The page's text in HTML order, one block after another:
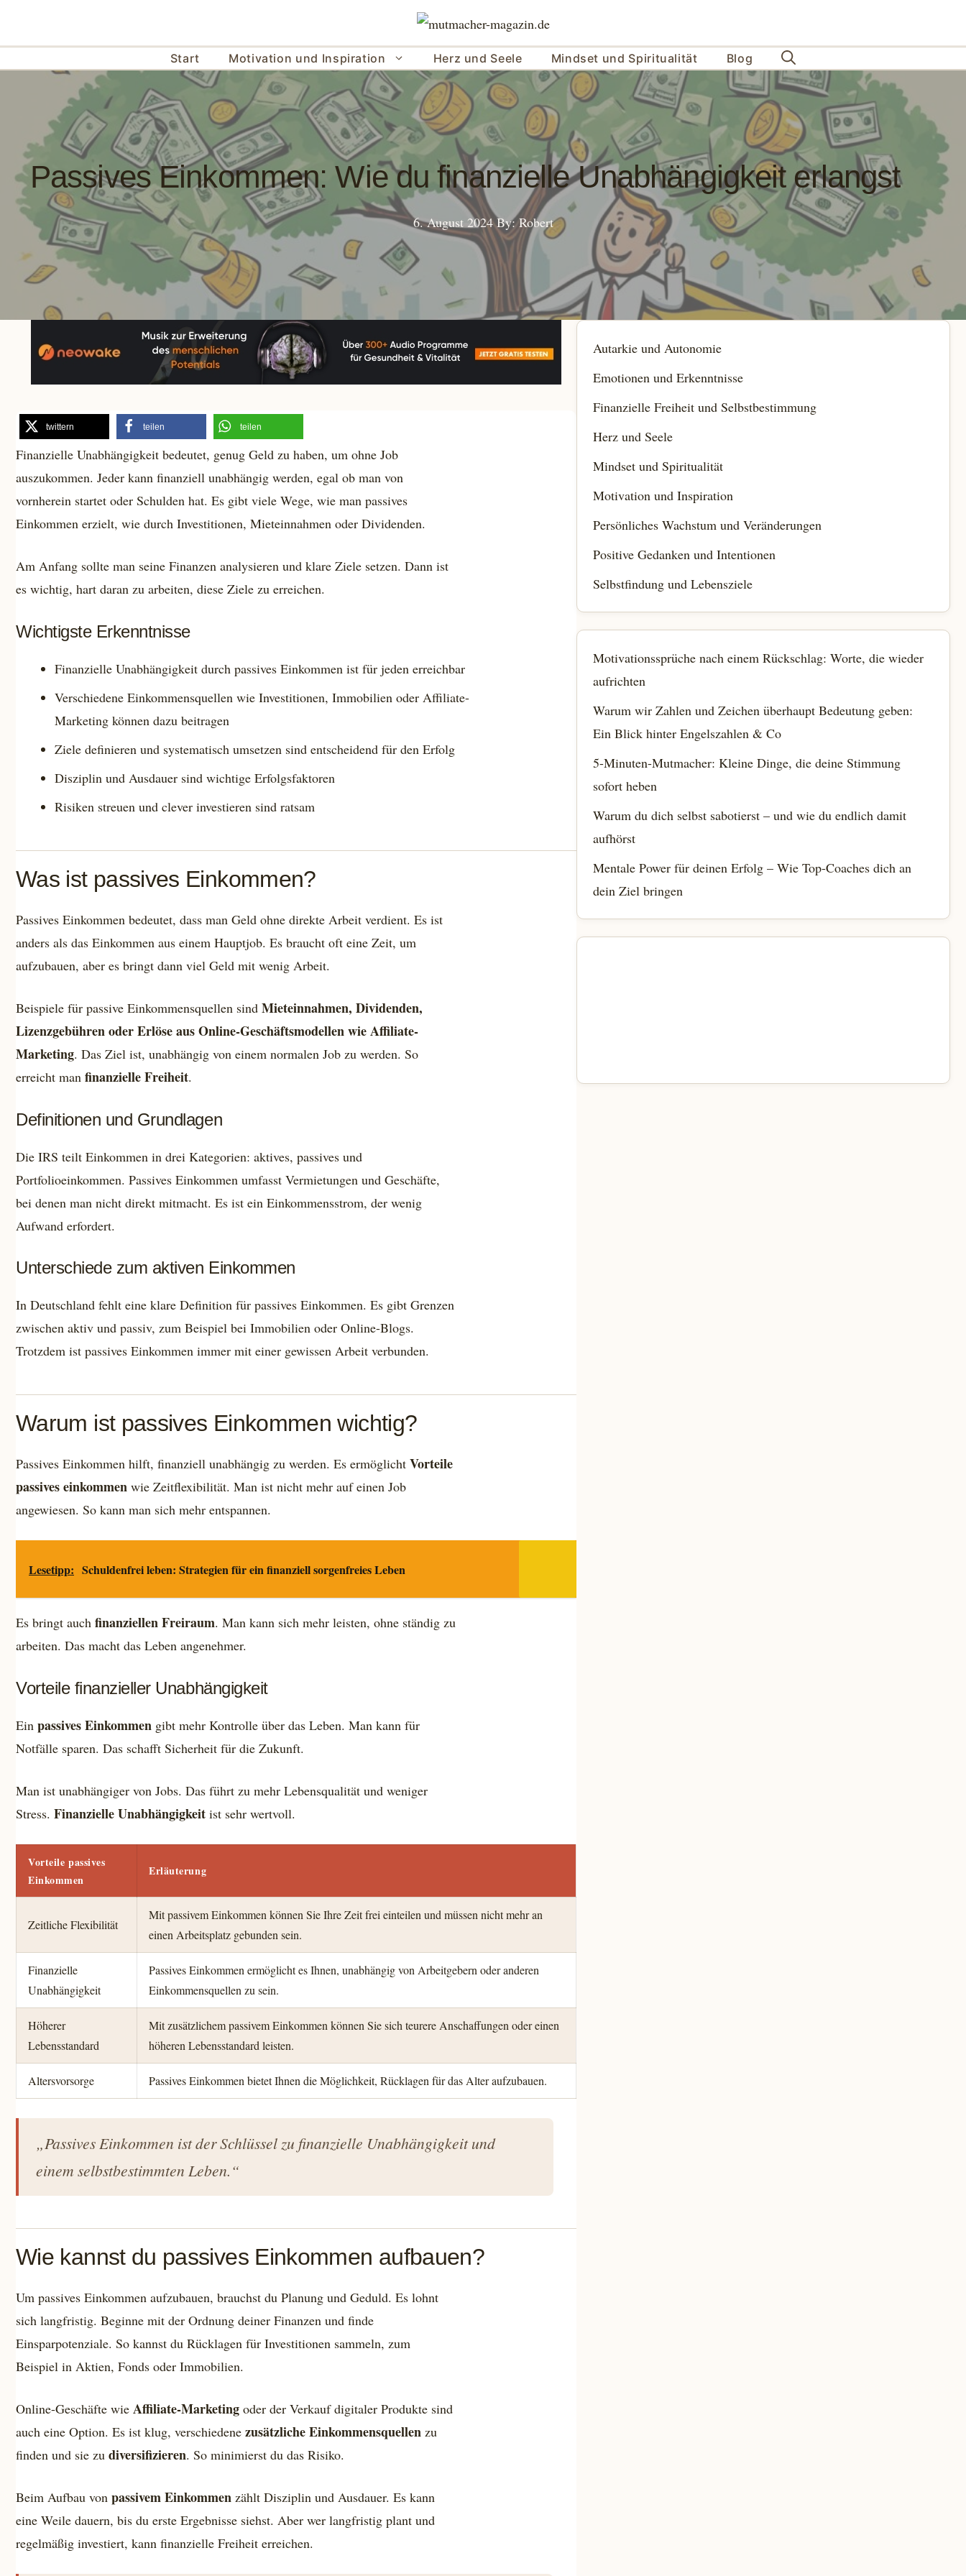
Start Motivation und Inspiration Herz und Seele Mindset und Spiritualität Blog
Passives Einkommen: Wie du finanzielle Unabhängigkeit erlangst
6. August 2024 By: Robert
twittern teilen teilen
Finanzielle Unabhängigkeit bedeutet, genug Geld zu haben, um ohne Job
auszukommen. Jeder kann finanziell unabhängig werden, egal ob man von
vornherein startet oder Schulden hat. Es gibt viele Wege, wie man passives
Einkommen erzielt, wie durch Investitionen, Mieteinnahmen oder Dividenden.
Am Anfang sollte man seine Finanzen analysieren und klare Ziele setzen. Dann ist
es wichtig, hart daran zu arbeiten, diese Ziele zu erreichen.
Wichtigste Erkenntnisse
Finanzielle Unabhängigkeit durch passives Einkommen ist für jeden erreichbar
Verschiedene Einkommensquellen wie Investitionen, Immobilien oder Affiliate-
Marketing können dazu beitragen
Ziele definieren und systematisch umsetzen sind entscheidend für den Erfolg
Disziplin und Ausdauer sind wichtige Erfolgsfaktoren
Risiken streuen und clever investieren sind ratsam
Was ist passives Einkommen?
Passives Einkommen bedeutet, dass man Geld ohne direkte Arbeit verdient. Es ist
anders als das Einkommen aus einem Hauptjob. Es braucht oft eine Zeit, um
aufzubauen, aber es bringt dann viel Geld mit wenig Arbeit.
Beispiele für passive Einkommensquellen sind Mieteinnahmen, Dividenden,
Lizenzgebühren oder Erlöse aus Online-Geschäftsmodellen wie Affiliate-
Marketing. Das Ziel ist, unabhängig von einem normalen Job zu werden. So
erreicht man finanzielle Freiheit.
Definitionen und Grundlagen
Die IRS teilt Einkommen in drei Kategorien: aktives, passives und
Portfolioeinkommen. Passives Einkommen umfasst Vermietungen und Geschäfte,
bei denen man nicht direkt mitmacht. Es ist ein Einkommensstrom, der wenig
Aufwand erfordert.
Unterschiede zum aktiven Einkommen
In Deutschland fehlt eine klare Definition für passives Einkommen. Es gibt Grenzen
zwischen aktiv und passiv, zum Beispiel bei Immobilien oder Online-Blogs.
Trotzdem ist passives Einkommen immer mit einer gewissen Arbeit verbunden.
Warum ist passives Einkommen wichtig?
Passives Einkommen hilft, finanziell unabhängig zu werden. Es ermöglicht Vorteile
passives einkommen wie Zeitflexibilität. Man ist nicht mehr auf einen Job
angewiesen. So kann man sich mehr entspannen.
Lesetipp: Schuldenfrei leben: Strategien für ein finanziell sorgenfreies Leben
Es bringt auch finanziellen Freiraum. Man kann sich mehr leisten, ohne ständig zu
arbeiten. Das macht das Leben angenehmer.
Vorteile finanzieller Unabhängigkeit
Ein passives Einkommen gibt mehr Kontrolle über das Leben. Man kann für
Notfälle sparen. Das schafft Sicherheit für die Zukunft.
Man ist unabhängiger von Jobs. Das führt zu mehr Lebensqualität und weniger
Stress. Finanzielle Unabhängigkeit ist sehr wertvoll.
Vorteile passives
Einkommen
Erläuterung
Zeitliche Flexibilität
Mit passivem Einkommen können Sie Ihre Zeit frei einteilen und müssen nicht mehr an
einen Arbeitsplatz gebunden sein.
Finanzielle
Unabhängigkeit
Passives Einkommen ermöglicht es Ihnen, unabhängig von Arbeitgebern oder anderen
Einkommensquellen zu sein.
Höherer
Lebensstandard
Mit zusätzlichem passivem Einkommen können Sie sich teurere Anschaffungen oder einen
höheren Lebensstandard leisten.
Altersvorsorge Passives Einkommen bietet Ihnen die Möglichkeit, Rücklagen für das Alter aufzubauen.
„Passives Einkommen ist der Schlüssel zu finanzielle Unabhängigkeit und
einem selbstbestimmten Leben.“
Wie kannst du passives Einkommen aufbauen?
Um passives Einkommen aufzubauen, brauchst du Planung und Geduld. Es lohnt
sich langfristig. Beginne mit der Ordnung deiner Finanzen und finde
Einsparpotenziale. So kannst du Rücklagen für Investitionen sammeln, zum
Beispiel in Aktien, Fonds oder Immobilien.
Online-Geschäfte wie Affiliate-Marketing oder der Verkauf digitaler Produkte sind
auch eine Option. Es ist klug, verschiedene zusätzliche Einkommensquellen zu
finden und sie zu diversifizieren. So minimierst du das Risiko.
Beim Aufbau von passivem Einkommen zählt Disziplin und Ausdauer. Es kann
eine Weile dauern, bis du erste Ergebnisse siehst. Aber wer langfristig plant und
regelmäßig investiert, kann finanzielle Freiheit erreichen.
Autarkie und Autonomie
Emotionen und Erkenntnisse
Finanzielle Freiheit und Selbstbestimmung
Herz und Seele
Mindset und Spiritualität
Motivation und Inspiration
Persönliches Wachstum und Veränderungen
Positive Gedanken und Intentionen
Selbstfindung und Lebensziele
Motivationssprüche nach einem Rückschlag: Worte, die wieder
aufrichten
Warum wir Zahlen und Zeichen überhaupt Bedeutung geben:
Ein Blick hinter Engelszahlen & Co
5-Minuten-Mutmacher: Kleine Dinge, die deine Stimmung
sofort heben
Warum du dich selbst sabotierst – und wie du endlich damit
aufhörst
Mentale Power für deinen Erfolg – Wie Top-Coaches dich an
dein Ziel bringen